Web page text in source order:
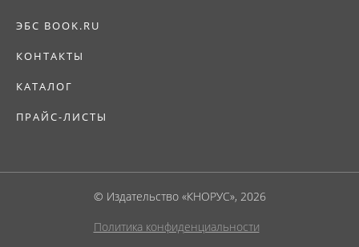
ЭБС BOOK.RU
КОНТАКТЫ
КАТАЛОГ
ПРАЙС-ЛИСТЫ
© Издательство «КНОРУС», 2026
Политика конфиденциальности